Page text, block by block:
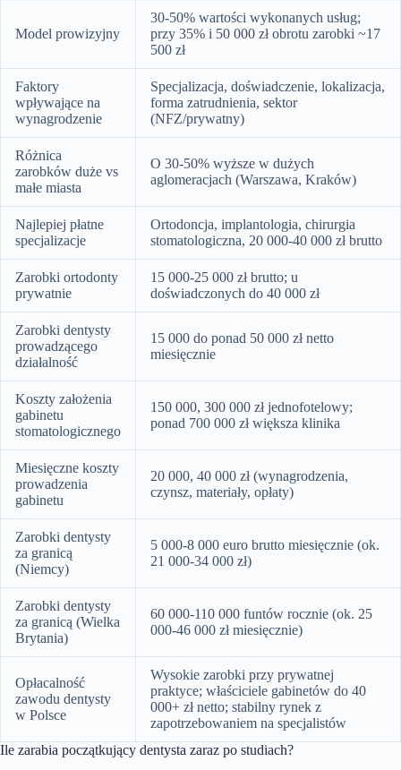
Model prowizyjny
30-50% wartości wykonanych usług;
przy 35% i 50 000 zł obrotu zarobki ~17
500 zł
Faktory
wpływające na
wynagrodzenie
Specjalizacja, doświadczenie, lokalizacja,
forma zatrudnienia, sektor
(NFZ/prywatny)
Różnica
zarobków duże vs
małe miasta
O 30-50% wyższe w dużych
aglomeracjach (Warszawa, Kraków)
Najlepiej płatne
specjalizacje
Ortodoncja, implantologia, chirurgia
stomatologiczna, 20 000-40 000 zł brutto
Zarobki ortodonty
prywatnie
15 000-25 000 zł brutto; u
doświadczonych do 40 000 zł
Zarobki dentysty
prowadzącego
działalność
15 000 do ponad 50 000 zł netto
miesięcznie
Koszty założenia
gabinetu
stomatologicznego
150 000, 300 000 zł jednofotelowy;
ponad 700 000 zł większa klinika
Miesięczne koszty
prowadzenia
gabinetu
20 000, 40 000 zł (wynagrodzenia,
czynsz, materiały, opłaty)
Zarobki dentysty
za granicą
(Niemcy)
5 000-8 000 euro brutto miesięcznie (ok.
21 000-34 000 zł)
Zarobki dentysty
za granicą (Wielka
Brytania)
60 000-110 000 funtów rocznie (ok. 25
000-46 000 zł miesięcznie)
Opłacalność
zawodu dentysty
w Polsce
Wysokie zarobki przy prywatnej
praktyce; właściciele gabinetów do 40
000+ zł netto; stabilny rynek z
zapotrzebowaniem na specjalistów
Ile zarabia początkujący dentysta zaraz po studiach?